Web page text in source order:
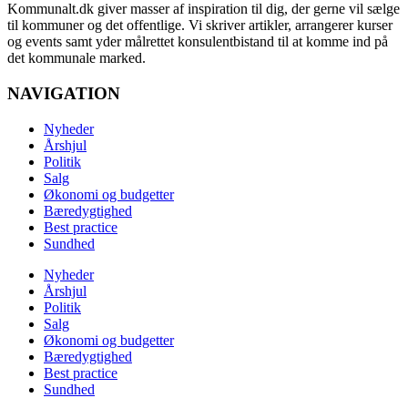
Kommunalt.dk giver masser af inspiration til dig, der gerne vil sælge
til kommuner og det offentlige. Vi skriver artikler, arrangerer kurser
og events samt yder målrettet konsulentbistand til at komme ind på
det kommunale marked.
NAVIGATION
Nyheder
Årshjul
Politik
Salg
Økonomi og budgetter
Bæredygtighed
Best practice
Sundhed
Nyheder
Årshjul
Politik
Salg
Økonomi og budgetter
Bæredygtighed
Best practice
Sundhed